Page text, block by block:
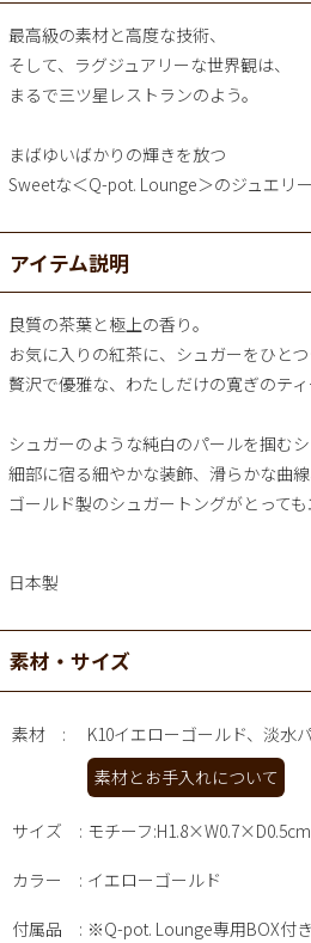
最高級の素材と高度な技術、
そして、ラグジュアリーな世界観は、
まるで三ツ星レストランのよう。
まばゆいばかりの輝きを放つ
Sweetな＜Q-pot. Lounge＞のジュエリー
アイテム説明
良質の茶葉と極上の香り。
お気に入りの紅茶に、シュガーをひとつ
贅沢で優雅な、わたしだけの寛ぎのティ
シュガーのような純白のパールを掴むシ
細部に宿る細やかな装飾、滑らかな曲線
ゴールド製のシュガートングがとっても
日本製
素材・サイズ
素材
K10イエローゴールド、淡水
素材とお手入れについて
サイズ モチーフ:H1.8×W0.7×D0.5cm
カラー イエローゴールド
付属品
※Q-pot. Lounge専用BOX付き